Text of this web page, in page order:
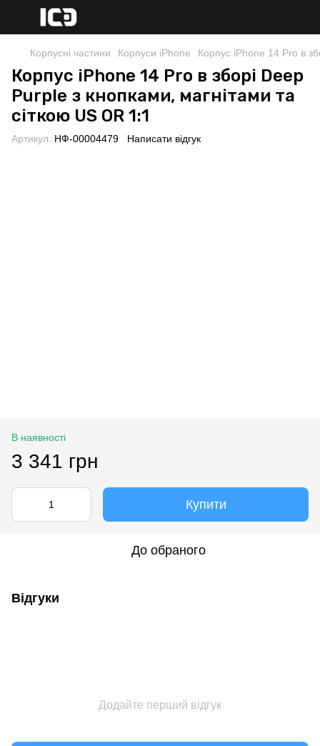
Корпусні частини Корпуси iPhone Корпус iPhone 14 Pro в
Корпус iPhone 14 Pro в зборі Deep
Purple з кнопками, магнітами та
сіткою US OR 1:1
Артикул: НФ-00004479 Написати відгук
В наявності
3 341 грн
Купити
До обраного
Відгуки
Додайте перший відгук